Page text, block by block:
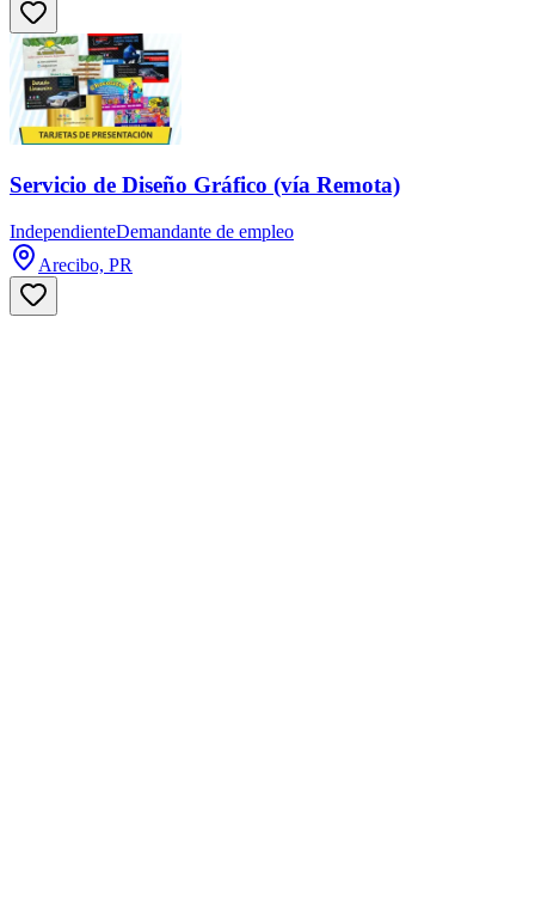
Servicio de Diseño Gráfico (vía Remota)
IndependienteDemandante de empleo
Arecibo, PR